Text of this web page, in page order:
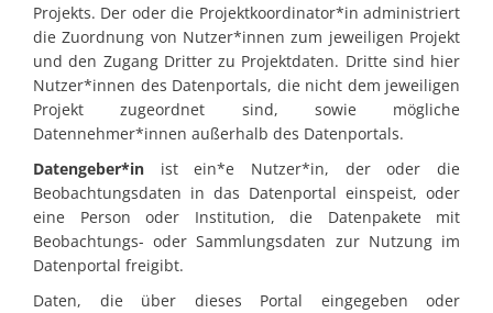
Projekts. Der oder die Projektkoordinator*in administriert
die Zuordnung von Nutzer*innen zum jeweiligen Projekt
und den Zugang Dritter zu Projektdaten. Dritte sind hier
Nutzer*innen des Datenportals, die nicht dem jeweiligen
Projekt zugeordnet sind, sowie mögliche
Datennehmer*innen außerhalb des Datenportals.
Datengeber*in ist ein*e Nutzer*in, der oder die
Beobachtungsdaten in das Datenportal einspeist, oder
eine Person oder Institution, die Datenpakete mit
Beobachtungs- oder Sammlungsdaten zur Nutzung im
Datenportal freigibt.
Daten, die über dieses Portal eingegeben oder